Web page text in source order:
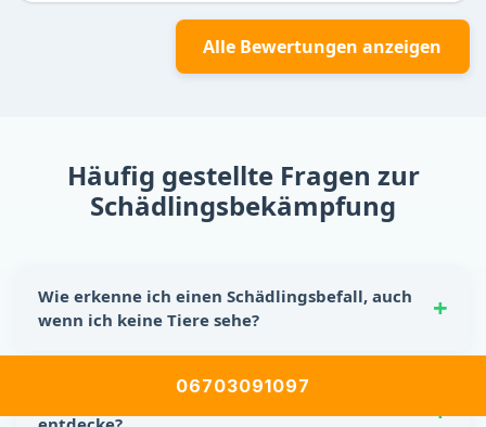
Alle Bewertungen anzeigen
Häufig gestellte Fragen zur
Schädlingsbekämpfung
Wie erkenne ich einen Schädlingsbefall, auch
wenn ich keine Tiere sehe?
Schädlinge hinterlassen oft eindeutige Spuren:
Nagespuren, kleine Kotkrümel, Kratzgeräusche in
Was soll ich tun, wenn ich Schädlinge
06703091097